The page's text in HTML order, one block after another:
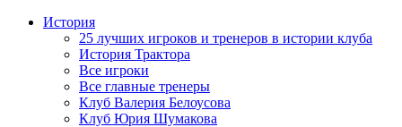
История
25 лучших игроков и тренеров в истории клуба
История Трактора
Все игроки
Все главные тренеры
Клуб Валерия Белоусова
Клуб Юрия Шумакова